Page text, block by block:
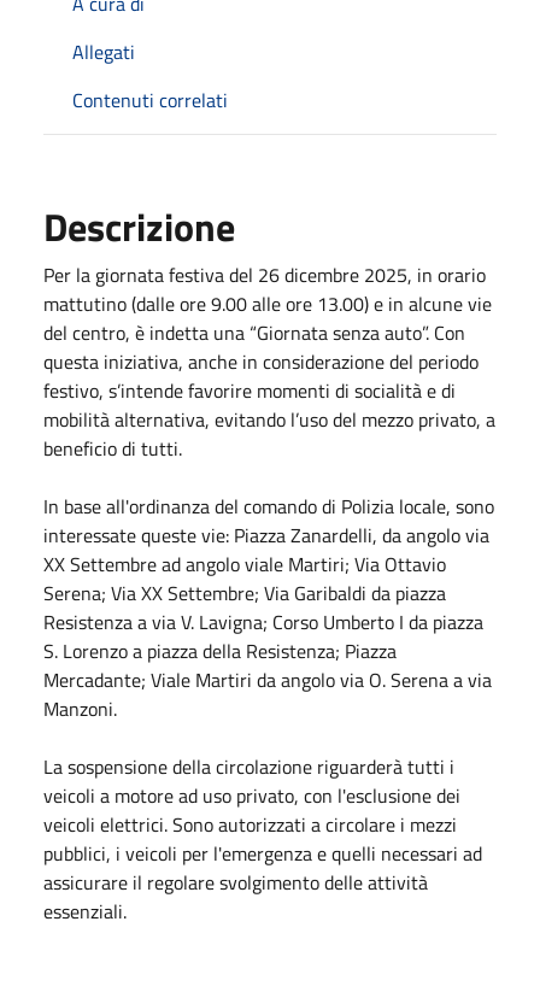
Allegati
Contenuti correlati
Descrizione
Per la giornata festiva del 26 dicembre 2025, in orario
mattutino (dalle ore 9.00 alle ore 13.00) e in alcune vie
del centro, è indetta una “Giornata senza auto”. Con
questa iniziativa, anche in considerazione del periodo
festivo, s’intende favorire momenti di socialità e di
mobilità alternativa, evitando l’uso del mezzo privato, a
beneficio di tutti.
In base all'ordinanza del comando di Polizia locale, sono
interessate queste vie: Piazza Zanardelli, da angolo via
XX Settembre ad angolo viale Martiri; Via Ottavio
Serena; Via XX Settembre; Via Garibaldi da piazza
Resistenza a via V. Lavigna; Corso Umberto I da piazza
S. Lorenzo a piazza della Resistenza; Piazza
Mercadante; Viale Martiri da angolo via O. Serena a via
Manzoni.
La sospensione della circolazione riguarderà tutti i
veicoli a motore ad uso privato, con l'esclusione dei
veicoli elettrici. Sono autorizzati a circolare i mezzi
pubblici, i veicoli per l'emergenza e quelli necessari ad
assicurare il regolare svolgimento delle attività
essenziali.